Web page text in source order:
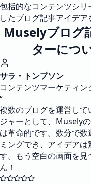
包括的なコンテンツシ
したブログ記事アイデア
Muselyブログ
ターにつ
サラ・トンプソン
コンテンツマーケティ
“
複数のブログを運営し
ジャーとして、Musely
は革命的です。数分で
ミングでき、アイデア
す。もう空白の画面を
ん！